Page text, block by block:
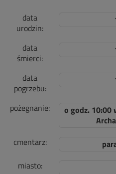
data
urodzin:
data
śmierci:
data
pogrzebu:
pożegnanie:
o godz. 10:00
cmentarz:
miasto: